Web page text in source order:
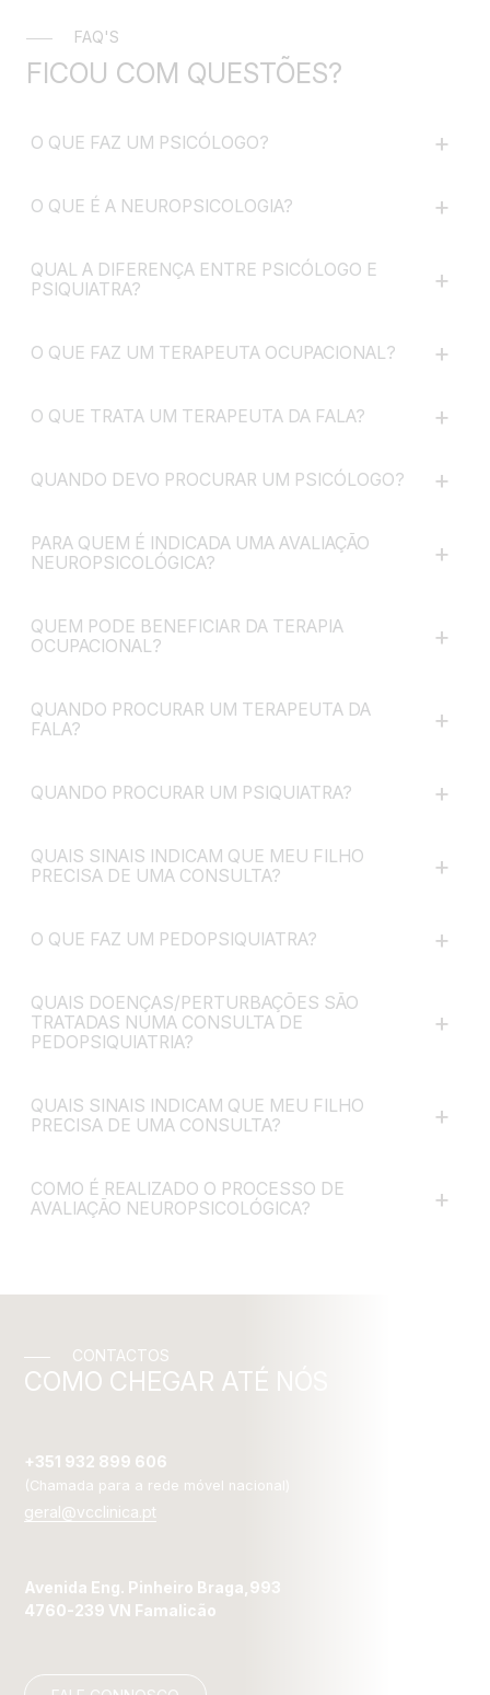
FAQ'S
FICOU COM QUESTÕES?
O QUE FAZ UM PSICÓLOGO? +
O QUE É A NEUROPSICOLOGIA? +
QUAL A DIFERENÇA ENTRE PSICÓLOGO E
PSIQUIATRA?
+
O QUE FAZ UM TERAPEUTA OCUPACIONAL? +
O QUE TRATA UM TERAPEUTA DA FALA? +
QUANDO DEVO PROCURAR UM PSICÓLOGO? +
PARA QUEM É INDICADA UMA AVALIAÇÃO
NEUROPSICOLÓGICA?
+
QUEM PODE BENEFICIAR DA TERAPIA
OCUPACIONAL?
+
QUANDO PROCURAR UM TERAPEUTA DA
FALA?
+
QUANDO PROCURAR UM PSIQUIATRA? +
QUAIS SINAIS INDICAM QUE MEU FILHO
PRECISA DE UMA CONSULTA?
+
O QUE FAZ UM PEDOPSIQUIATRA? +
QUAIS DOENÇAS/PERTURBAÇÕES SÃO
TRATADAS NUMA CONSULTA DE
PEDOPSIQUIATRIA?
+
QUAIS SINAIS INDICAM QUE MEU FILHO
PRECISA DE UMA CONSULTA?
+
COMO É REALIZADO O PROCESSO DE
AVALIAÇÃO NEUROPSICOLÓGICA?
+
CONTACTOS
COMO CHEGAR ATÉ NÓS
+351 932 899 606
(Chamada para a rede móvel nacional)
geral@vcclinica.pt
Avenida Eng. Pinheiro Braga,993
4760-239 VN Famalicão